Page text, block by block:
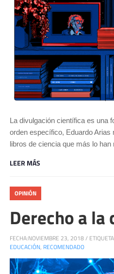
La divulgación científica es una
orden específico, Eduardo Arias
libros de ciencia que más lo han
LEER MÁS
OPINIÓN
Derecho a la
FECHA:NOVIEMBRE 23, 2018/
EDUCACIÓN, RECOMENDADO